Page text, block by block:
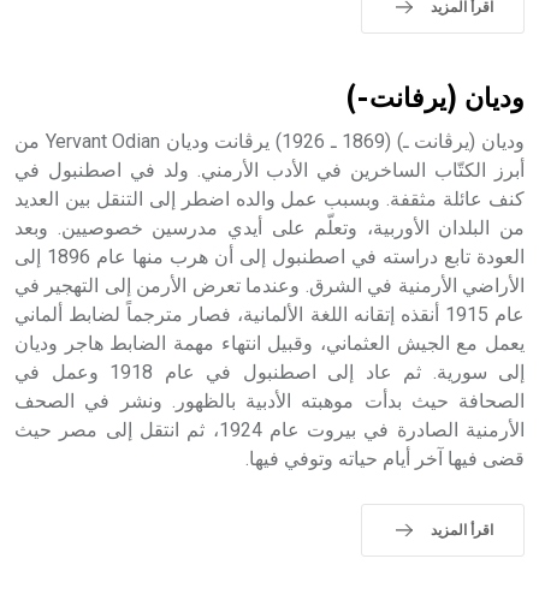
اقرأ المزيد
وديان (يرفانت-)
وديان (يرڤانت ـ) (1869 ـ 1926) يرڤانت وديان Yervant Odian من
أبرز الكتّاب الساخرين في الأدب الأرمني. ولد في اصطنبول في
كنف عائلة مثقفة. وبسبب عمل والده اضطر إلى التنقل بين العديد
من البلدان الأوربية، وتعلّم على أيدي مدرسين خصوصيين. وبعد
العودة تابع دراسته في اصطنبول إلى أن هرب منها عام 1896 إلى
الأراضي الأرمنية في الشرق. وعندما تعرض الأرمن إلى التهجير في
عام 1915 أنقذه إتقانه اللغة الألمانية، فصار مترجماً لضابط ألماني
يعمل مع الجيش العثماني، وقبيل انتهاء مهمة الضابط هاجر وديان
إلى سورية. ثم عاد إلى اصطنبول في عام 1918 وعمل في
الصحافة حيث بدأت موهبته الأدبية بالظهور. ونشر في الصحف
الأرمنية الصادرة في بيروت عام 1924، ثم انتقل إلى مصر حيث
قضى فيها آخر أيام حياته وتوفي فيها.
اقرأ المزيد